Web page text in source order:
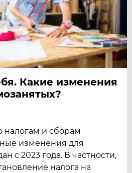
Какие изменения
налогам и сборам
изменения для
с 2023 года. В частности,
налога на